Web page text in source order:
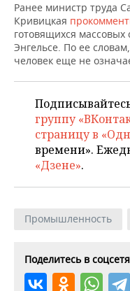
ИНВЕСТИЦИИ
НЕФТЕХИМИЯ
НЕФТЬ
ОПК
ЭНЕРГЕТИКА
НОВОСТИ БИЗНЕСА
РОЗНИЧНАЯ
УСЛУГИ
ТЕХНОЛОГИИ
НОВОСТИ
МЕДИА
МЕРОПРИЯТИЯ
ВЫЕЗДНАЯ
БИЗНЕС-БРАНЧИ
ONLINE-
НОВОСТИ СПОРТА
ФУТБОЛ
ХОККЕЙ
КИБЕРСПОРТ
ОБЩЕСТВО
НОВОСТИ
ВЛАСТЬ
КУЛЬТУРА
ФОТОГАЛЕРЕЯ
СЮЖЕТЫ
СПИСОК КОМПАНИЙ
Ранее министр труда
Кривицкая
готовящихся массовых
Энгельсе. По ее
человек еще не
группу
страницу в
времени».
«Дзене».
Промышленность
Поделитесь в